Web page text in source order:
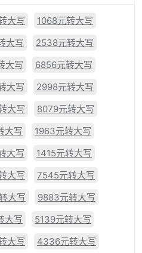
大写
1068元转大写
大写
2538元转大写
大写
6856元转大写
大写
2998元转大写
大写
8079元转大写
大写
1963元转大写
大写
1415元转大写
大写
7545元转大写
大写
9883元转大写
大写
5139元转大写
大写
4336元转大写